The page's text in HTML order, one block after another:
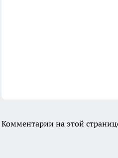
Комментарии на этой